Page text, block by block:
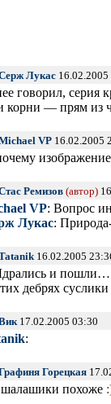
Лукас16.02.2005
говорил, серия
корни — прям из
VP16.02.2005
изображение
Ремизов (автор)
VP: Вопрос
Лукас:
16.02.2005
и пошли…
дебрях
17.02.2005 03:30
:
Горецкая
похоже